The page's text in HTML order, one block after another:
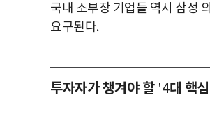
국내 소부장 기업들 역시 삼성
요구된다.
투자자가 챙겨야 할 '4대 핵